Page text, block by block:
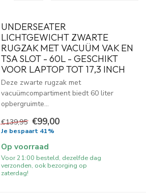
UNDERSEATER
LICHTGEWICHT ZWARTE
RUGZAK MET VACUÜM VAK EN
TSA SLOT - 60L - GESCHIKT
VOOR LAPTOP TOT 17,3 INCH
Deze zwarte rugzak met
vacuümcompartiment biedt 60 liter
opbergruimte...
€139,95 €99,00
Je bespaart 41%
Op voorraad
Voor 21:00 besteld, dezelfde dag
verzonden, ook bezorging op
zaterdag!